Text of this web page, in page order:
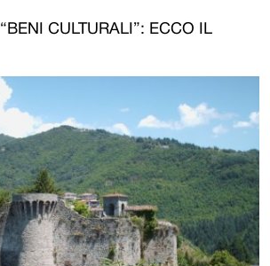
“BENI CULTURALI”: ECCO IL